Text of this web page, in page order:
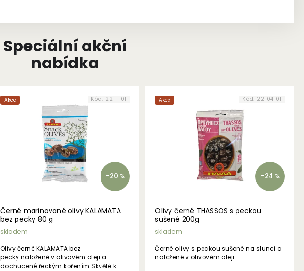
Speciální akční
nabídka
Akce
–20 %
Černé marinované olivy KALAMATA
bez pecky 80 g
skladem
Olivy černé KALAMATA bez
pecky naložené v olivovém oleji a
dochucené řeckým kořením.Skvělé k
Kód: 22 11 01 Akce
–24 %
Olivy černé THASSOS s peckou
sušené 200g
skladem
Černé olivy s peckou sušené na slunci a
naložené v olivovém oleji.
Kód: 22 04 01